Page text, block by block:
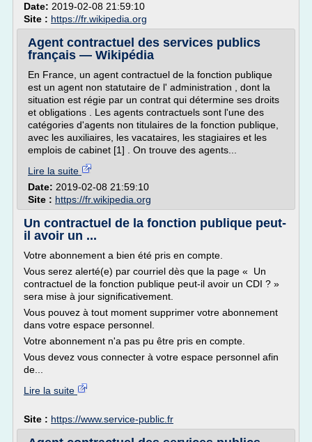
Date: 2019-02-08 21:59:10
Site : https://fr.wikipedia.org
Agent contractuel des services publics
français — Wikipédia
En France, un agent contractuel de la fonction publique
est un agent non statutaire de l' administration , dont la
situation est régie par un contrat qui détermine ses droits
et obligations . Les agents contractuels sont l'une des
catégories d'agents non titulaires de la fonction publique,
avec les auxiliaires, les vacataires, les stagiaires et les
emplois de cabinet [1] . On trouve des agents...
Lire la suite
Date: 2019-02-08 21:59:10
Site : https://fr.wikipedia.org
Un contractuel de la fonction publique peut-
il avoir un ...
Votre abonnement a bien été pris en compte.
Vous serez alerté(e) par courriel dès que la page « Un
contractuel de la fonction publique peut-il avoir un CDI ? »
sera mise à jour significativement.
Vous pouvez à tout moment supprimer votre abonnement
dans votre espace personnel.
Votre abonnement n'a pas pu être pris en compte.
Vous devez vous connecter à votre espace personnel afin
de...
Lire la suite
Site : https://www.service-public.fr